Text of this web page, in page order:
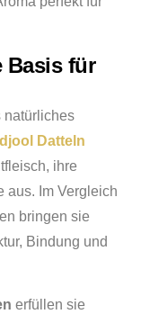
Basis für
natürliches
Datteln
ihre
aus. Im Vergleich
bringen sie
Bindung und
erfüllen sie